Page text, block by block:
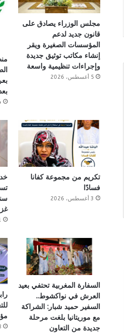
مجلس الوزراء يصادق على
قانون جديد لدعم
المؤسسات الصغيرة ويقر
إنشاء مكاتب توثيق جديدة
وإجراءات تنظيمية واسعة
5 أغسطس، 2026
4
تكريم من مجموعة كفانا
فسادًا
3 أغسطس، 2026
السفارة المغربية تحتفي بعيد
العرش في نواكشوط..
السفير حميد شبار: الشراكة
مع موريتانيا بلغت مرحلة
جديدة من التعاون